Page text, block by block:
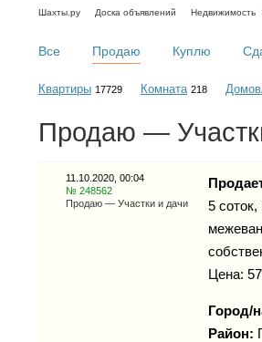
Шахты.ру Доска объявлений Недвижимость
Все Продаю Куплю
Квартиры 17729 Комната 218
Продаю —
11.10.2020, 00:04
№ 248562
Продаю — Участки и дачи
5
Цена:
Город/
Район: